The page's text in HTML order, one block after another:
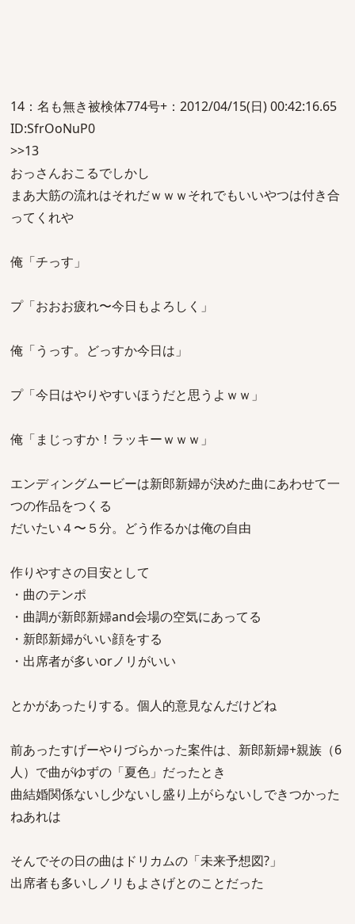
14：名も無き被検体774号+：2012/04/15(日) 00:42:16.65
ID:SfrOoNuP0
>>13
おっさんおこるでしかし
まあ大筋の流れはそれだｗｗｗそれでもいいやつは付き合
ってくれや
俺「チっす」
プ「おおお疲れ〜今日もよろしく」
俺「うっす。どっすか今日は」
プ「今日はやりやすいほうだと思うよｗｗ」
俺「まじっすか！ラッキーｗｗｗ」
エンディングムービーは新郎新婦が決めた曲にあわせて一
つの作品をつくる
だいたい４〜５分。どう作るかは俺の自由
作りやすさの目安として
・曲のテンポ
・曲調が新郎新婦and会場の空気にあってる
・新郎新婦がいい顔をする
・出席者が多いorノリがいい
とかがあったりする。個人的意見なんだけどね
前あったすげーやりづらかった案件は、新郎新婦+親族（6
人）で曲がゆずの「夏色」だったとき
曲結婚関係ないし少ないし盛り上がらないしできつかった
ねあれは
そんでその日の曲はドリカムの「未来予想図?」
出席者も多いしノリもよさげとのことだった